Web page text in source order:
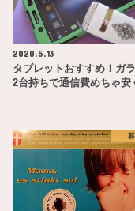
2020.5.13
タブレットおすすめ！ガ
2台持ちで通信費めちゃ